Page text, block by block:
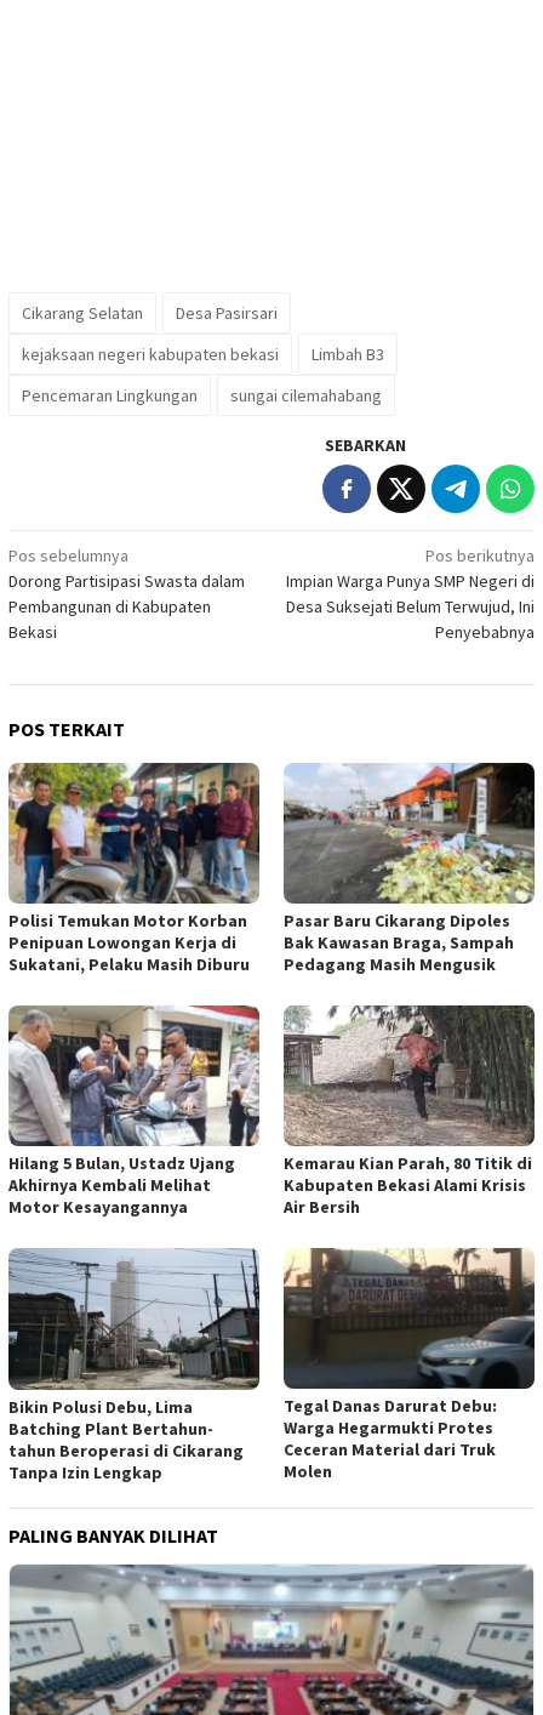
Cikarang Selatan
Desa Pasirsari
kejaksaan negeri kabupaten bekasi
Limbah B3
Pencemaran Lingkungan
sungai cilemahabang
SEBARKAN
Navigasi
pos
Pos sebelumnya
Dorong Partisipasi Swasta dalam
Pembangunan di Kabupaten
Bekasi
Pos berikutnya
Impian Warga Punya SMP Negeri di
Desa Suksejati Belum Terwujud, Ini
Penyebabnya
POS TERKAIT
Polisi Temukan Motor Korban
Penipuan Lowongan Kerja di
Sukatani, Pelaku Masih Diburu
Pasar Baru Cikarang Dipoles
Bak Kawasan Braga, Sampah
Pedagang Masih Mengusik
Hilang 5 Bulan, Ustadz Ujang
Akhirnya Kembali Melihat
Motor Kesayangannya
Kemarau Kian Parah, 80 Titik di
Kabupaten Bekasi Alami Krisis
Air Bersih
Bikin Polusi Debu, Lima
Batching Plant Bertahun-
tahun Beroperasi di Cikarang
Tanpa Izin Lengkap
Tegal Danas Darurat Debu:
Warga Hegarmukti Protes
Ceceran Material dari Truk
Molen
PALING BANYAK DILIHAT